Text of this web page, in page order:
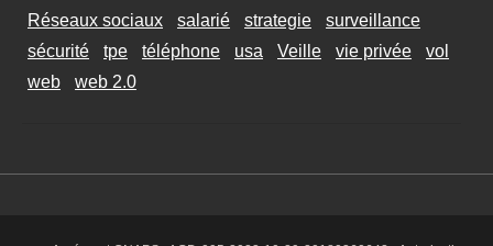
Réseaux sociaux
salarié strategie
surveillance
sécurité
tpe téléphone usa Veille vie privée
vol
web
web 2.0